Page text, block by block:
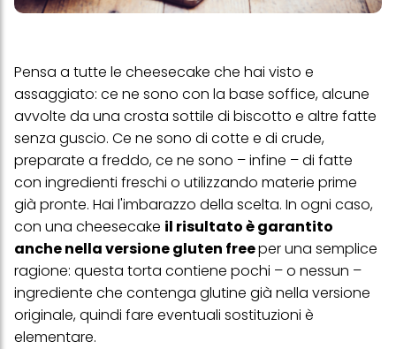
Pensa a tutte le cheesecake che hai visto e
assaggiato: ce ne sono con la base soffice, alcune
avvolte da una crosta sottile di biscotto e altre fatte
senza guscio. Ce ne sono di cotte e di crude,
preparate a freddo, ce ne sono – infine – di fatte
con ingredienti freschi o utilizzando materie prime
già pronte. Hai l'imbarazzo della scelta. In ogni caso,
con una cheesecake il risultato è garantito
anche nella versione gluten freeper una semplice
ragione: questa torta contiene pochi – o nessun –
ingrediente che contenga glutine già nella versione
originale, quindi fare eventuali sostituzioni è
elementare.